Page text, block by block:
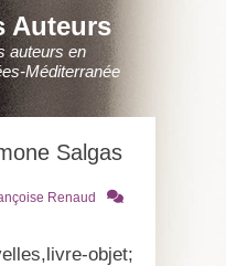
Auteurs
auteurs en
Méditerranée
Salgas
Renaud
objet;